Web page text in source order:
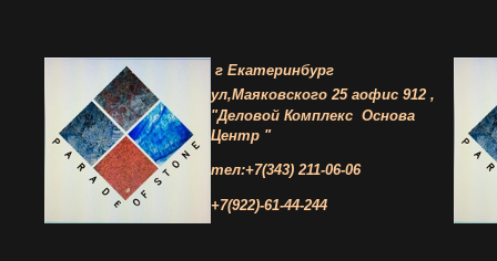
г Екатеринбург
ул,Маяковского 25 аофис 912 ,
"Деловой Комплекс Основа
Центр "
тел:+7(343) 211-06-06
+7(922)-61-44-244